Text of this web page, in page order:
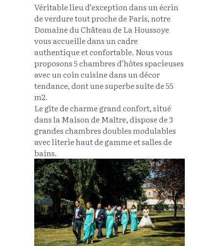
Véritable lieu d’exception dans un écrin
de verdure tout proche de Paris, notre
Domaine du Château de La Houssoye
vous accueille dans un cadre
authentique et confortable. Nous vous
proposons 5 chambres d’hôtes spacieuses
avec un coin cuisine dans un décor
tendance, dont une superbe suite de 55
m2.
Le gîte de charme grand confort, situé
dans la Maison de Maître, dispose de 3
grandes chambres doubles modulables
avec literie haut de gamme et salles de
bains.